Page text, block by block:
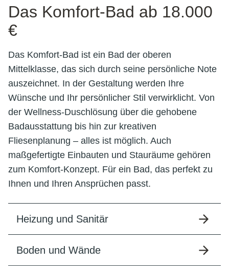
Das Komfort-Bad ab 18.000
€
Das Komfort-Bad ist ein Bad der oberen
Mittelklasse, das sich durch seine persönliche Note
auszeichnet. In der Gestaltung werden Ihre
Wünsche und Ihr persönlicher Stil verwirklicht. Von
der Wellness-Duschlösung über die gehobene
Badausstattung bis hin zur kreativen
Fliesenplanung – alles ist möglich. Auch
maßgefertigte Einbauten und Stauräume gehören
zum Komfort-Konzept. Für ein Bad, das perfekt zu
Ihnen und Ihren Ansprüchen passt.
Heizung und Sanitär
Boden und Wände